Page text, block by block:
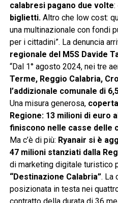
calabresi pagano due volte:
biglietti.Altro che low cost:
una multinazionale con fondi
per i cittadini”. La denuncia
regionale del M5S Davide
“Dal 1° agosto 2024, nei tre
Terme, Reggio Calabria,
l’addizionale comunale di
Una misura generosa,
Regione: 13 milioni di euro
finiscono nelle casse delle
Ma c’è di più: Ryanair si è
47 milioni stanziati dalla
di marketing digitale turistico
“Destinazione Calabria”. La
posizionata in testa nei